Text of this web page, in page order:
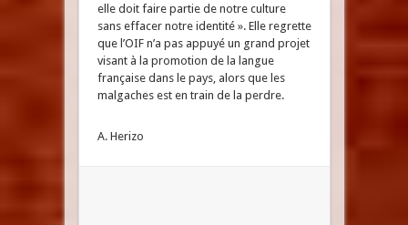
elle doit faire partie de notre culture
sans effacer notre identité ». Elle regrette
que l’OIF n’a pas appuyé un grand projet
visant à la promotion de la langue
française dans le pays, alors que les
malgaches est en train de la perdre.
A. Herizo